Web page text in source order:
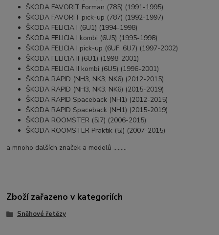
ŠKODA FAVORIT Forman (785) (1991-1995)
ŠKODA FAVORIT pick-up (787) (1992-1997)
ŠKODA FELICIA I (6U1) (1994-1998)
ŠKODA FELICIA I kombi (6U5) (1995-1998)
ŠKODA FELICIA I pick-up (6UF, 6U7) (1997-2002)
ŠKODA FELICIA II (6U1) (1998-2001)
ŠKODA FELICIA II kombi (6U5) (1996-2001)
ŠKODA RAPID (NH3, NK3, NK6) (2012-2015)
ŠKODA RAPID (NH3, NK3, NK6) (2015-2019)
ŠKODA RAPID Spaceback (NH1) (2012-2015)
ŠKODA RAPID Spaceback (NH1) (2015-2019)
ŠKODA ROOMSTER (5J7) (2006-2015)
ŠKODA ROOMSTER Praktik (5J) (2007-2015)
a mnoho dalších značek a modelů .........
Zboží zařazeno v kategoriích
Sněhové řetězy